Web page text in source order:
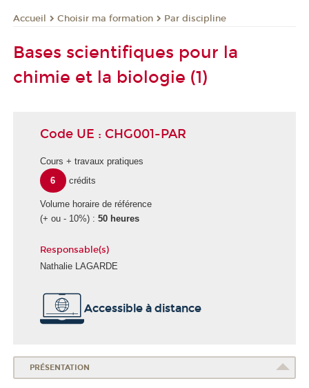
Accueil Choisir ma formation Par discipline
Bases scientifiques pour la
chimie et la biologie (1)
Code UE : CHG001-PAR
Cours + travaux pratiques
6
crédits
Volume horaire de référence
(+ ou - 10%) : 50 heures
Responsable(s)
Nathalie LAGARDE
É
o
d
e
Accessible à distance
PRÉSENTATION